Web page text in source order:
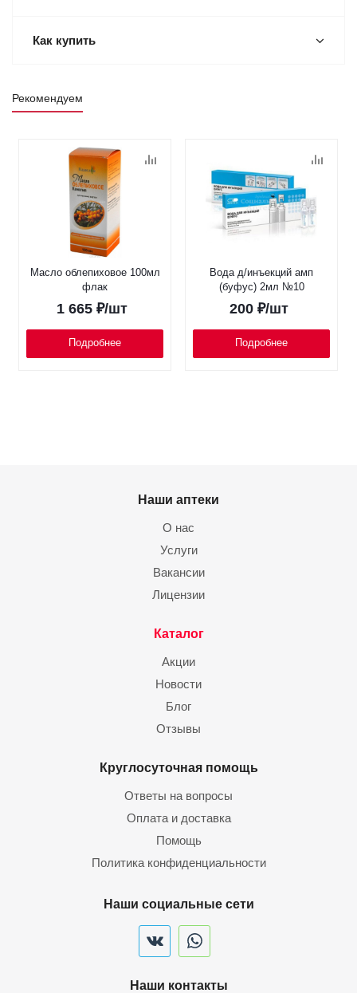
Как купить
Рекомендуем
Масло облепиховое 100мл
флак
1 665 ₽/шт
Подробнее
Вода д/инъекций амп
(буфус) 2мл №10
200₽/шт
Подробнее
Наши аптеки
О нас
Услуги
Вакансии
Лицензии
Каталог
Акции
Новости
Блог
Отзывы
Круглосуточная помощь
Ответы на вопросы
Оплата и доставка
Помощь
Политика конфиденциальности
Наши социальные сети
Наши контакты